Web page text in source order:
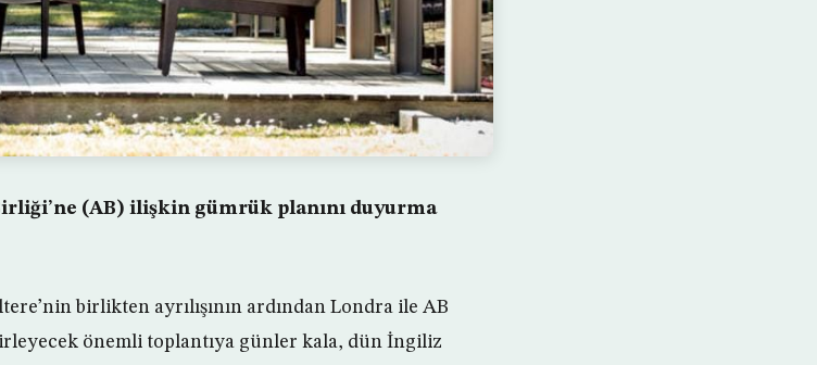
(AB) ilişkin gümrük planını duyurma
birlikten ayrılışının ardından Londra ile AB
önemli toplantıya günler kala, dün İngiliz